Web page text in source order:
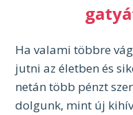
Ha valami többre
jutni az életben és
netán több pénzt
dolgunk, mint új